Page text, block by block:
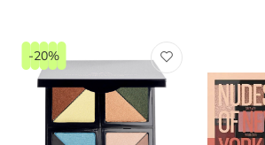
-20%